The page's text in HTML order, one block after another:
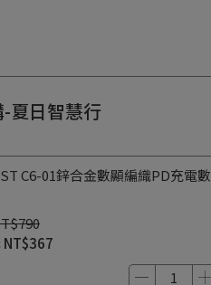
夏日智慧行
C6-01鋅合金數顯編織PD充電數
NT$367